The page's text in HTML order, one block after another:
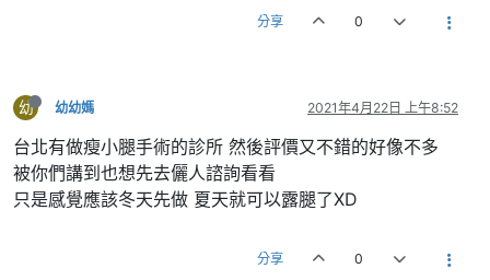
分享 0
幼 幼幼媽 2021年4月22日 上午8:52
台北有做瘦小腿手術的診所 然後評價又不錯的好像不多
被你們講到也想先去儷人諮詢看看
只是感覺應該冬天先做 夏天就可以露腿了XD
分享 0